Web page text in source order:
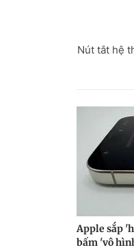
Nút tắt hệ
Apple sắp
bấm 'vô